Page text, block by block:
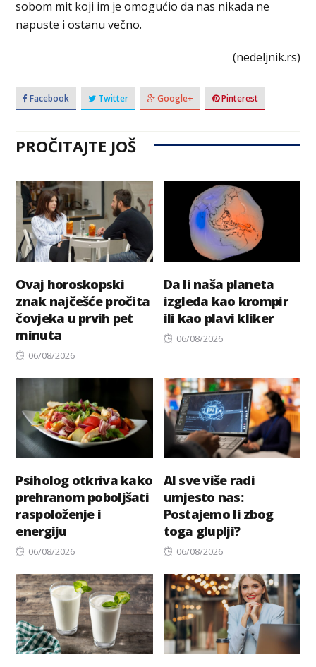
sobom mit koji im je omogućio da nas nikada ne
napuste i ostanu večno.
(nedeljnik.rs)
Facebook Twitter Google+ Pinterest
PROČITAJTE JOŠ
Ovaj horoskopski
znak najčešće pročita
čovjeka u prvih pet
minuta
Posted
06/08/2026
Da li naša planeta
izgleda kao krompir
ili kao plavi kliker
Posted
06/08/2026
Psiholog otkriva kako
prehranom poboljšati
raspoloženje i
energiju
Posted
06/08/2026
AI sve više radi
umjesto nas:
Postajemo li zbog
toga gluplji?
Posted
06/08/2026